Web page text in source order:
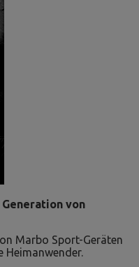
von
Marbo Sport-Geräten